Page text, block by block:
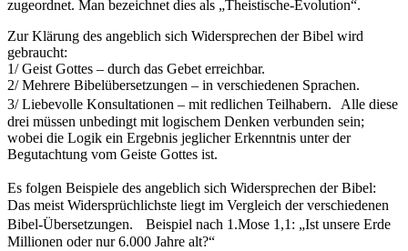
zugeordnet. Man bezeichnet dies als „Theistische-Evolution“.
Zur Klärung des angeblich sich Widersprechen der Bibel wird
gebraucht:
1/ Geist Gottes – durch das Gebet erreichbar.
2/ Mehrere Bibelübersetzungen – in verschiedenen Sprachen.
3/ Liebevolle Konsultationen – mit redlichen Teilhabern. Alle diese
drei müssen unbedingt mit logischem Denken verbunden sein;
wobei die Logik ein Ergebnis jeglicher Erkenntnis unter der
Begutachtung vom Geiste Gottes ist.
Es folgen Beispiele des angeblich sich Widersprechen der Bibel:
Das meist Widersprüchlichste liegt im Vergleich der verschiedenen
Bibel-Übersetzungen. Beispiel nach 1.Mose 1,1: „Ist unsere Erde
Millionen oder nur 6.000 Jahre alt?“